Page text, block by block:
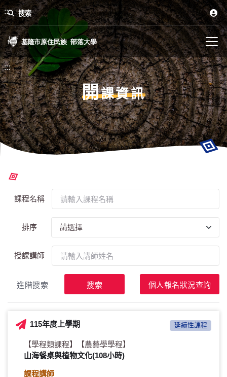
::: 搜索
:::
開課資訊
課程名稱
排序
授課講師
進階搜索 搜索 個人報名狀況查詢
115年度上學期 延續性課程
【學程類課程】
【農藝學學程】
山海餐桌與植物文化(108小時)
課程講師